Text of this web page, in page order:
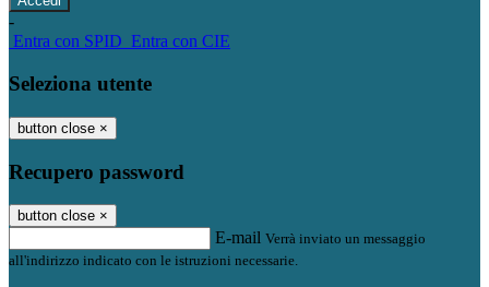
-
Entra con SPID Entra con CIE
Seleziona utente
button close ×
Recupero password
button close ×
E-mail Verrà inviato un messaggio
all'indirizzo indicato con le istruzioni necessarie.